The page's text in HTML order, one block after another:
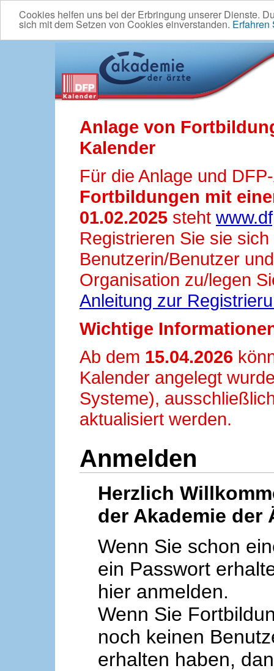
Cookies helfen uns bei der Erbringung unserer Dienste.
sich mit dem Setzen von Cookies einverstanden. Erfahren
Anlage von
Kalender
Für die Anlage und
Fortbildungen mit
01.02.2025 steht
Registrieren Sie sie
Benutzerin/Benutzer
Organisation zu/legen
Anleitung zur
Wichtige
Ab dem 15.04.2026
Kalender angelegt
Systeme),
aktualisiert werden.
Anmelden
Herzlich
der Akademie der
Wenn Sie schon
ein Passwort
hier anmelden.
Wenn Sie
noch keinen
erhalten haben,